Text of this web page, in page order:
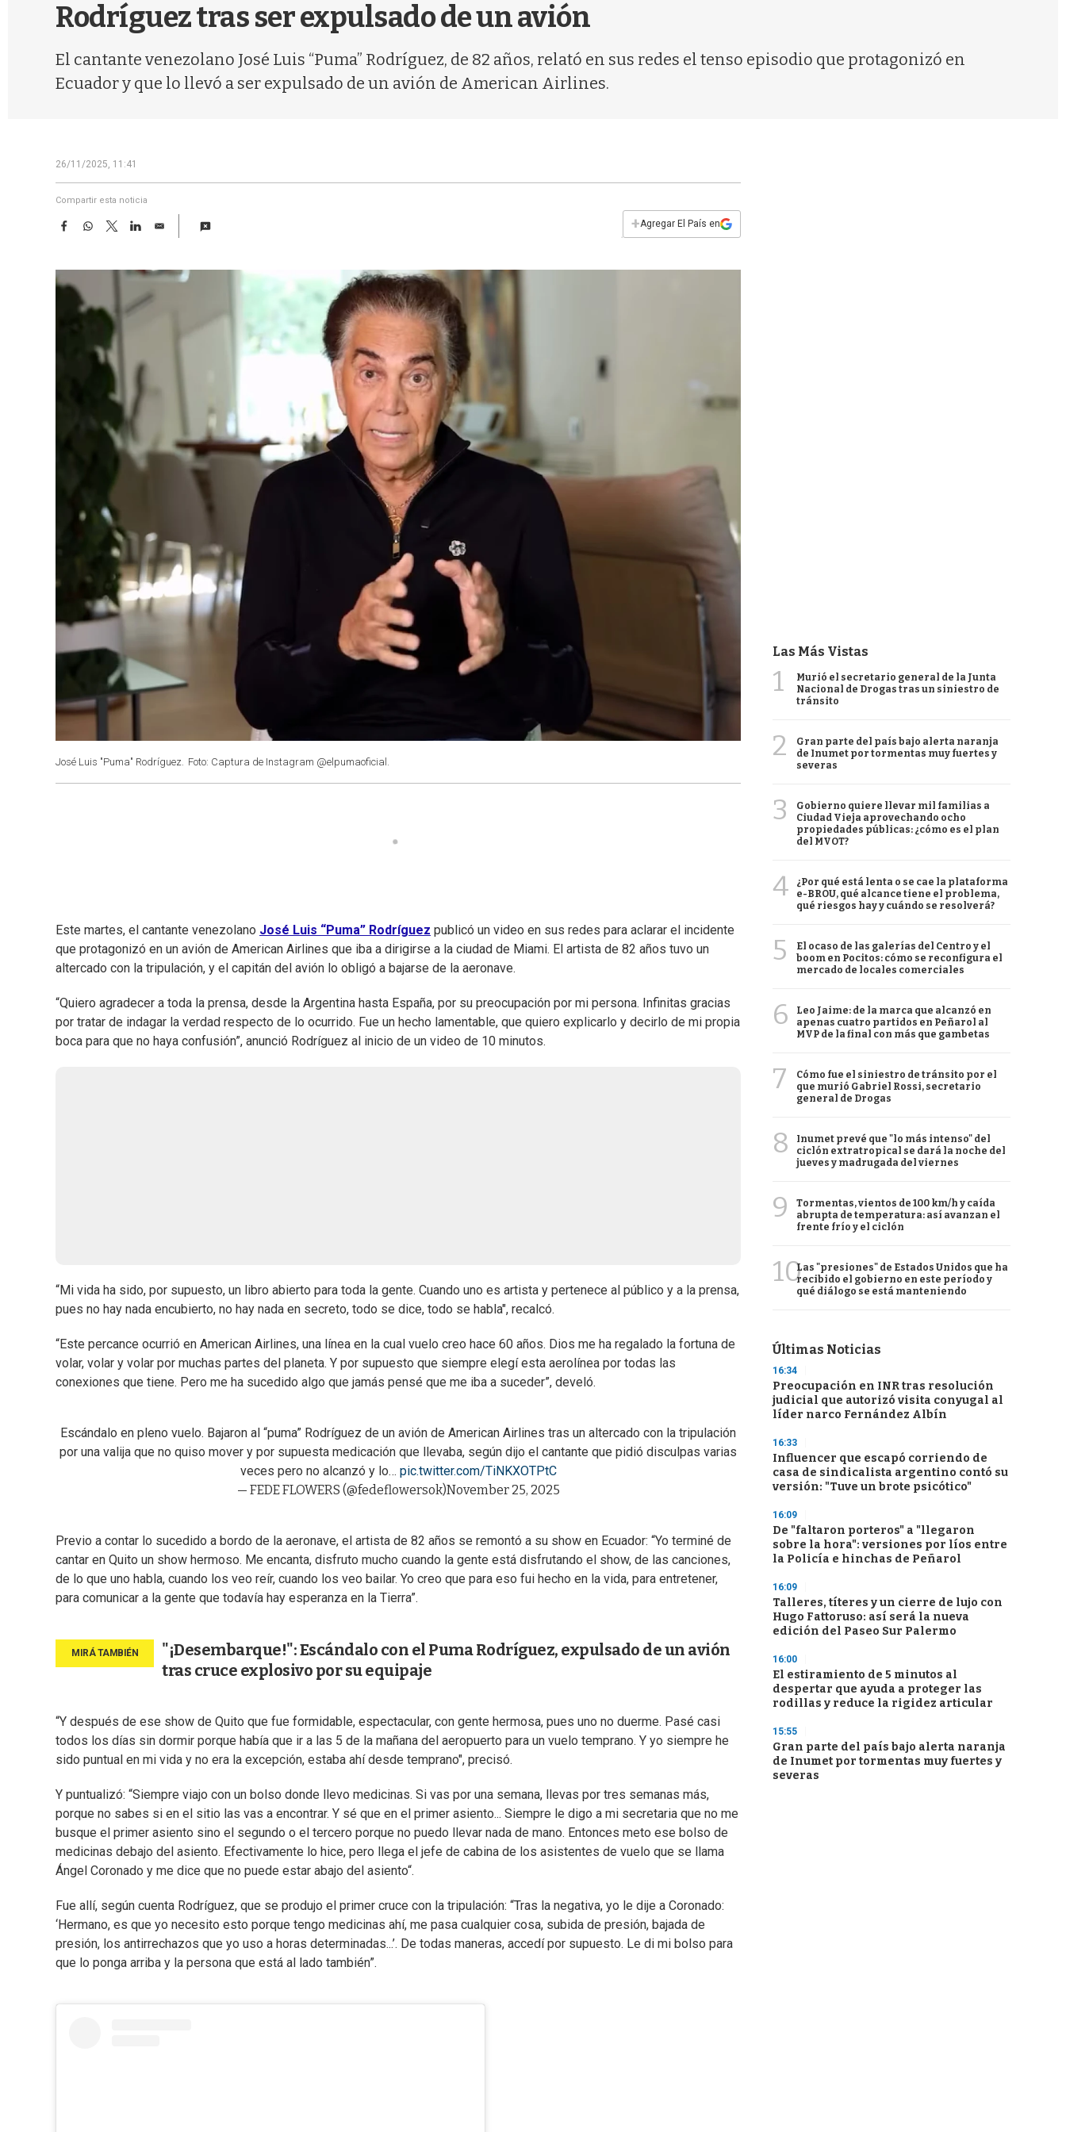
Rodríguez tras ser expulsado de un avión
El cantante venezolano José Luis “Puma” Rodríguez, de 82 años, relató en sus redes el tenso episodio que protagonizó en
Ecuador y que lo llevó a ser expulsado de un avión de American Airlines.
26/11/2025, 11:41
Compartir esta noticia
F
e
b
W
t
T
w
t
r
L
k
d
E
i
+Agregar El País en
José Luis "Puma" Rodríguez. Foto: Captura de Instagram @elpumaoficial.
Este martes, el cantante venezolano José Luis “Puma” Rodríguez publicó un video en sus redes para aclarar el incidente
que protagonizó en un avión de American Airlines que iba a dirigirse a la ciudad de Miami. El artista de 82 años tuvo un
altercado con la tripulación, y el capitán del avión lo obligó a bajarse de la aeronave.
“Quiero agradecer a toda la prensa, desde la Argentina hasta España, por su preocupación por mi persona. Infinitas gracias
por tratar de indagar la verdad respecto de lo ocurrido. Fue un hecho lamentable, que quiero explicarlo y decirlo de mi propia
boca para que no haya confusión”, anunció Rodríguez al inicio de un video de 10 minutos.
“Mi vida ha sido, por supuesto, un libro abierto para toda la gente. Cuando uno es artista y pertenece al público y a la prensa,
pues no hay nada encubierto, no hay nada en secreto, todo se dice, todo se habla", recalcó.
“Este percance ocurrió en American Airlines, una línea en la cual vuelo creo hace 60 años. Dios me ha regalado la fortuna de
volar, volar y volar por muchas partes del planeta. Y por supuesto que siempre elegí esta aerolínea por todas las
conexiones que tiene. Pero me ha sucedido algo que jamás pensé que me iba a suceder”, develó.
Escándalo en pleno vuelo. Bajaron al “puma” Rodríguez de un avión de American Airlines tras un altercado con la tripulación
por una valija que no quiso mover y por supuesta medicación que llevaba, según dijo el cantante que pidió disculpas varias
veces pero no alcanzó y lo… pic.twitter.com/TiNKXOTPtC
— FEDE FLOWERS (@fedeflowersok)November 25, 2025
Previo a contar lo sucedido a bordo de la aeronave, el artista de 82 años se remontó a su show en Ecuador: “Yo terminé de
cantar en Quito un show hermoso. Me encanta, disfruto mucho cuando la gente está disfrutando el show, de las canciones,
de lo que uno habla, cuando los veo reír, cuando los veo bailar. Yo creo que para eso fui hecho en la vida, para entretener,
para comunicar a la gente que todavía hay esperanza en la Tierra”.
"¡Desembarque!": Escándalo con el Puma Rodríguez, expulsado de un avión
tras cruce explosivo por su equipaje
“Y después de ese show de Quito que fue formidable, espectacular, con gente hermosa, pues uno no duerme. Pasé casi
todos los días sin dormir porque había que ir a las 5 de la mañana del aeropuerto para un vuelo temprano. Y yo siempre he
sido puntual en mi vida y no era la excepción, estaba ahí desde temprano", precisó.
Y puntualizó: “Siempre viajo con un bolso donde llevo medicinas. Si vas por una semana, llevas por tres semanas más,
porque no sabes si en el sitio las vas a encontrar. Y sé que en el primer asiento... Siempre le digo a mi secretaria que no me
busque el primer asiento sino el segundo o el tercero porque no puedo llevar nada de mano. Entonces meto ese bolso de
medicinas debajo del asiento. Efectivamente lo hice, pero llega el jefe de cabina de los asistentes de vuelo que se llama
Ángel Coronado y me dice que no puede estar abajo del asiento“.
Fue allí, según cuenta Rodríguez, que se produjo el primer cruce con la tripulación: “Tras la negativa, yo le dije a Coronado:
‘Hermano, es que yo necesito esto porque tengo medicinas ahí, me pasa cualquier cosa, subida de presión, bajada de
presión, los antirrechazos que yo uso a horas determinadas...’. De todas maneras, accedí por supuesto. Le di mi bolso para
que lo ponga arriba y la persona que está al lado también”.
Las Más Vistas
1
Murió el secretario general de la Junta
Nacional de Drogas tras un siniestro de
tránsito
2
Gran parte del país bajo alerta naranja
de Inumet por tormentas muy fuertes y
severas
3
Gobierno quiere llevar mil familias a
Ciudad Vieja aprovechando ocho
propiedades públicas: ¿cómo es el plan
del MVOT?
4
¿Por qué está lenta o se cae la plataforma
e-BROU, qué alcance tiene el problema,
qué riesgos hay y cuándo se resolverá?
5
El ocaso de las galerías del Centro y el
boom en Pocitos: cómo se reconfigura el
mercado de locales comerciales
6
Leo Jaime: de la marca que alcanzó en
apenas cuatro partidos en Peñarol al
MVP de la final con más que gambetas
7
Cómo fue el siniestro de tránsito por el
que murió Gabriel Rossi, secretario
general de Drogas
8
Inumet prevé que "lo más intenso" del
ciclón extratropical se dará la noche del
jueves y madrugada del viernes
9
Tormentas, vientos de 100 km/h y caída
abrupta de temperatura: así avanzan el
frente frío y el ciclón
10Las "presiones" de Estados Unidos que ha
recibido el gobierno en este período y
qué diálogo se está manteniendo
Últimas Noticias
16:34
Preocupación en INR tras resolución
judicial que autorizó visita conyugal al
líder narco Fernández Albín
16:33
Influencer que escapó corriendo de
casa de sindicalista argentino contó su
versión: "Tuve un brote psicótico"
16:09
De "faltaron porteros" a "llegaron
sobre la hora": versiones por líos entre
la Policía e hinchas de Peñarol
16:09
Talleres, títeres y un cierre de lujo con
Hugo Fattoruso: así será la nueva
edición del Paseo Sur Palermo
16:00
El estiramiento de 5 minutos al
despertar que ayuda a proteger las
rodillas y reduce la rigidez articular
15:55
Gran parte del país bajo alerta naranja
de Inumet por tormentas muy fuertes y
severas